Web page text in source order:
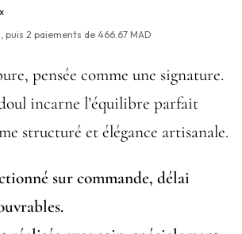
puis 2 paiements de 466.67 MAD
pensée comme une signature.
incarne l’équilibre parfait
structuré et élégance artisanale.
sur commande, délai